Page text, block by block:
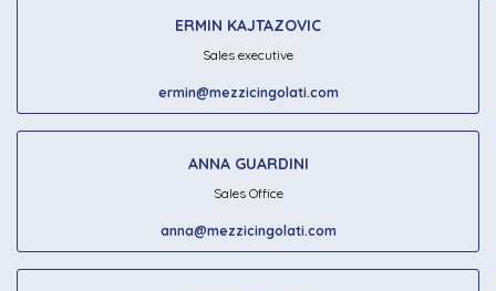
ERMIN KAJTAZOVIC
Sales executive
ermin@mezzicingolati.com
ANNA GUARDINI
Sales Office
anna@mezzicingolati.com